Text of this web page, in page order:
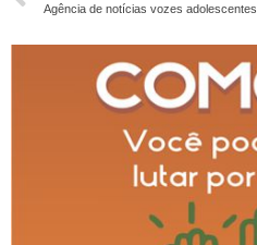
Agência de notícias vozes adolescentes